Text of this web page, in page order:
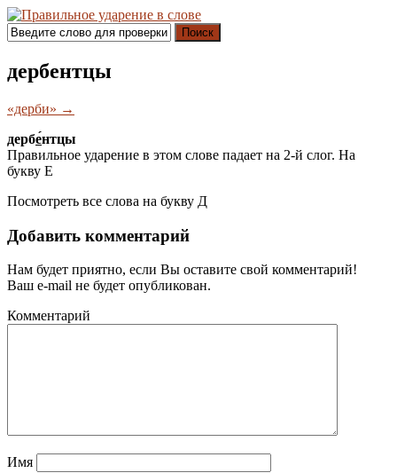
Поиск
дербентцы
«дерби» →
дербе́нтцы
Правильное ударение в этом слове падает на 2-й слог. На
букву Е
Посмотреть все слова на букву Д
Добавить комментарий
Нам будет приятно, если Вы оставите свой комментарий!
Ваш e-mail не будет опубликован.
Комментарий
Имя